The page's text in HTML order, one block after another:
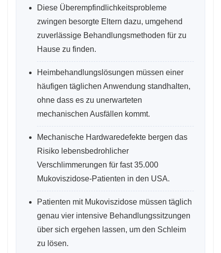
Diese Überempfindlichkeitsprobleme
zwingen besorgte Eltern dazu, umgehend
zuverlässige Behandlungsmethoden für zu
Hause zu finden.
Heimbehandlungslösungen müssen einer
häufigen täglichen Anwendung standhalten,
ohne dass es zu unerwarteten
mechanischen Ausfällen kommt.
Mechanische Hardwaredefekte bergen das
Risiko lebensbedrohlicher
Verschlimmerungen für fast 35.000
Mukoviszidose-Patienten in den USA.
Patienten mit Mukoviszidose müssen täglich
genau vier intensive Behandlungssitzungen
über sich ergehen lassen, um den Schleim
zu lösen.